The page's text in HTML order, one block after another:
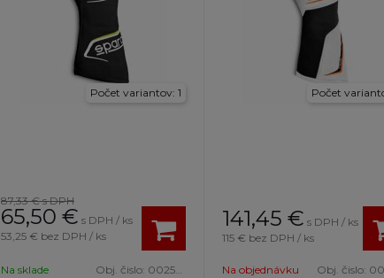
Počet variantov: 1
87,33 €s DPH
65,50 € s DPH / ks
53,25 € bez DPH / ks
Na sklade Obj. čislo: 00255712NRGF
Počet
141,45 € s DPH / ks
115 € bez DPH / ks
Na objednávku Obj. čislo: